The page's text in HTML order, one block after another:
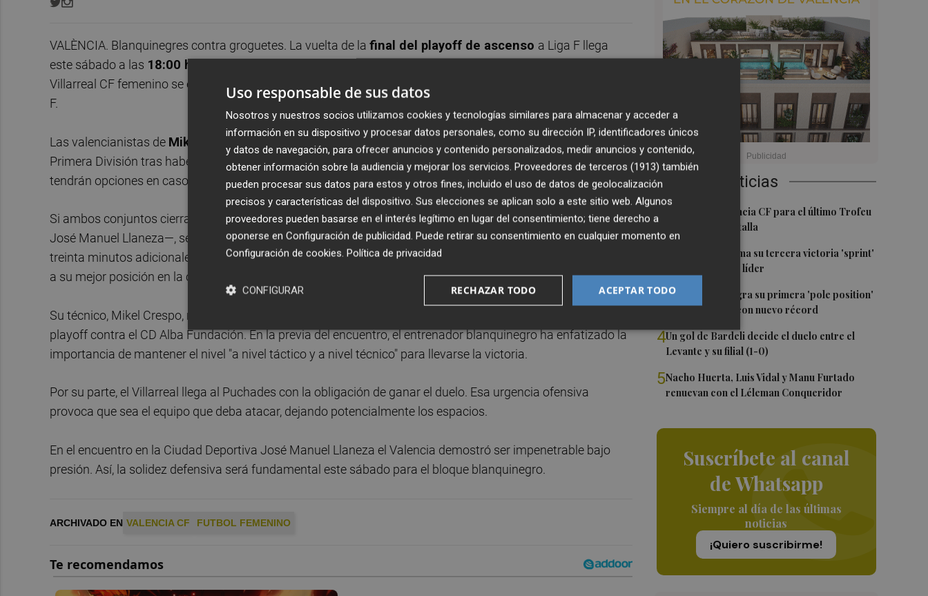
Últimas Noticias
1
El once del Valencia CF para el último Trofeu
Taronja de Mestalla
Jorge Martín suma su tercera victoria 'sprint'
del año y es más líder
3Jorge Martín logra su primera 'pole position'
en Silverstone, con nuevo récord
4Un gol de Bardeli decide el duelo entre el
Levante y su filial (1-0)
5Nacho Huerta, Luis Vidal y Manu Furtado
renuevan con el Léleman Conqueridor
Suscríbete al canal
de Whatsapp
Siempre al día de las últimas
noticias
¡Quiero suscribirme!
VALÈNCIA. Blanquinegres contra groguetes. La vuelta de la final del playoff de ascenso a Liga F llega
este sábado a las 18:00 horas
Villarreal CF femenino se enfrentarán por última vez en la Primera Federación para decidir quién sube a Liga
F.
Las valencianistas de Mikel Crespo
buscarán la victoria para sellar matemáticamente su ascenso a
Primera División tras haber jugado esta temporada en la Segunda División femenina. Sin embargo, también
tendrán opciones en caso de empate global.
Si ambos conjuntos cierran los 90 minutos sin marcar —repitiendo el guion de la ida en la Ciudad Deportiva
José Manuel Llaneza—, se jugará una prórroga de media hora. No obstante, de no haber goles tras esos
treinta minutos adicionales, será el Valencia CF el equipo que estará en Liga F la próxima temporada gracias
a su mejor posición en la clasificación (tercera frente a la sexta posición del Villarreal).
Su técnico, Mikel Crespo, regresa a los banquillos tras su expulsión en el partido de ida de la semifinal del
playoff contra el CD Alba Fundación. En la previa del encuentro, el entrenador blanquinegro ha enfatizado la
importancia de mantener el nivel "a nivel táctico y a nivel técnico" para llevarse la victoria.
Por su parte, el Villarreal llega al Puchades con la obligación de ganar el duelo. Esa urgencia ofensiva
provoca que sea el equipo que deba atacar, dejando potencialmente los espacios.
En el encuentro en la Ciudad Deportiva José Manuel Llaneza el Valencia demostró ser impenetrable bajo
presión. Así, la solidez defensiva será fundamental este sábado para el bloque blanquinegro.
ARCHIVADO EN VALENCIA CF FUTBOL FEMENINO
Uso responsable de sus datos
Nosotros y nuestros socios utilizamos cookies y tecnologías similares para almacenar y acceder a
información en su dispositivo y procesar datos personales, como su dirección IP, identificadores únicos
y datos de navegación, para ofrecer anuncios y contenido personalizados, medir anuncios y contenido,
obtener información sobre la audiencia y mejorar los servicios. Proveedores de terceros (1913) también
pueden procesar sus datos para estos y otros fines, incluido el uso de datos de geolocalización
precisos y características del dispositivo. Sus elecciones se aplican solo a este sitio web. Algunos
proveedores pueden basarse en el interés legítimo en lugar del consentimiento; tiene derecho a
oponerse en Configuración de publicidad. Puede retirar su consentimiento en cualquier momento en
Configuración de cookies. Política de privacidad
ACEPTAR TODO
RECHAZAR TODO
CONFIGURAR